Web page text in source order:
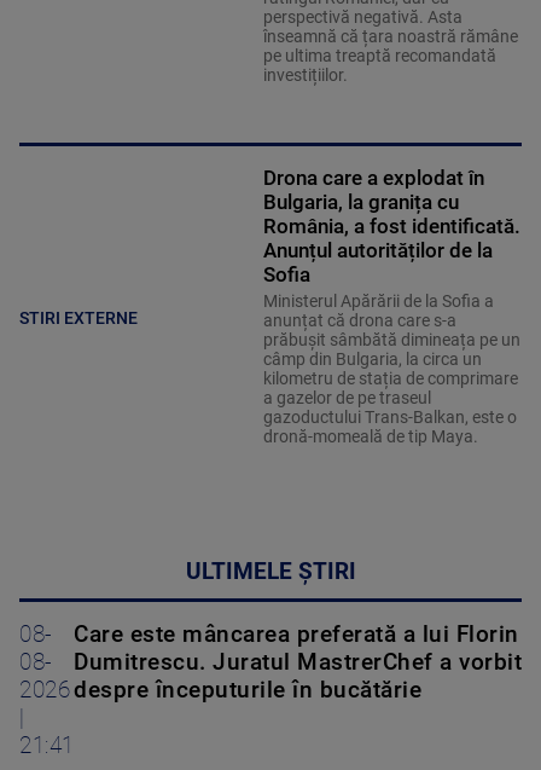
perspectivă negativă. Asta
înseamnă că țara noastră rămâne
pe ultima treaptă recomandată
investițiilor.
STIRI EXTERNE
Drona care a explodat în
Bulgaria, la granița cu
România, a fost identificată.
Anunțul autorităților de la
Sofia
Ministerul Apărării de la Sofia a
anunțat că drona care s-a
prăbușit sâmbătă dimineața pe un
câmp din Bulgaria, la circa un
kilometru de stația de comprimare
a gazelor de pe traseul
gazoductului Trans-Balkan, este o
dronă-momeală de tip Maya.
ULTIMELE ȘTIRI
08-
08-
2026
21:41
Care este mâncarea preferată a lui Florin
Dumitrescu. Juratul MastrerChef a vorbit
despre începuturile în bucătărie